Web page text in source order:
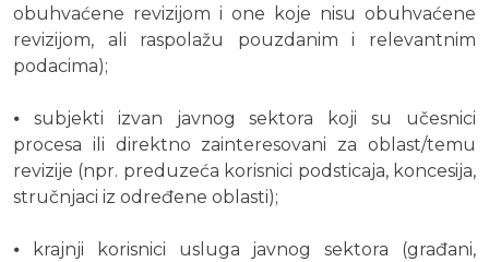
obuhvaćene revizijom i one koje nisu obuhvaćene
revizijom, ali raspolažu pouzdanim i relevantnim
podacima);
⦁ subjekti izvan javnog sektora koji su učesnici
procesa ili direktno zainteresovani za oblast/temu
revizije (npr. preduzeća korisnici podsticaja, koncesija,
stručnjaci iz određene oblasti);
⦁ krajnji korisnici usluga javnog sektora (građani,